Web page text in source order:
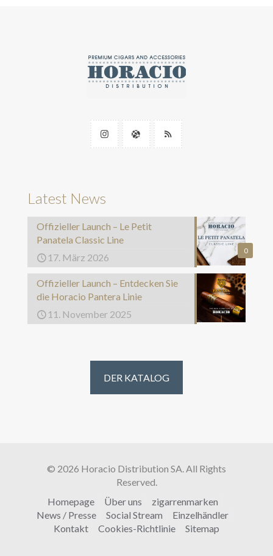
Latest News
0
Offizieller Launch – Le Petit
Panatela Classic Line
17. März 2026
Offizieller Launch – Entdecken Sie
die Horacio Pantera Linie
11. November 2025
DER KATALOG
© 2026 Horacio Distribution SA. All Rights
Reserved.
Homepage
Über uns
zigarrenmarken
News / Presse
Social Stream
Einzelhändler
Kontakt
Cookies-Richtlinie Sitemap